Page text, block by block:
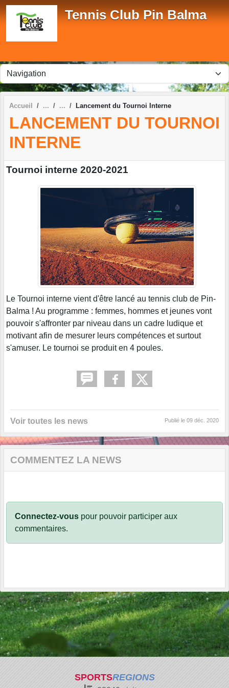
Tennis Club Pin Balma
Accueil Lancement du Tournoi Interne
LANCEMENT DU TOURNOI
INTERNE
Tournoi interne 2020-2021
Le Tournoi interne vient d'être lancé au tennis club de Pin-
Balma ! Au programme : femmes, hommes et jeunes vont
pouvoir s'affronter par niveau dans un cadre ludique et
motivant afin de mesurer leurs compétences et surtout
s'amuser. Le tournoi se produit en 4 poules.
Voir toutes les news Publié le 09 déc. 2020
COMMENTEZ LA NEWS
Connectez-vous pour pouvoir participer aux
commentaires.
SPORTSREGIONS
Panneau de gestion des cookies